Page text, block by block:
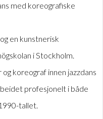
med koreografiske
en kunstnerisk
i Stockholm.
koreograf innen jazzdans
profesjonelt i både
tallet.